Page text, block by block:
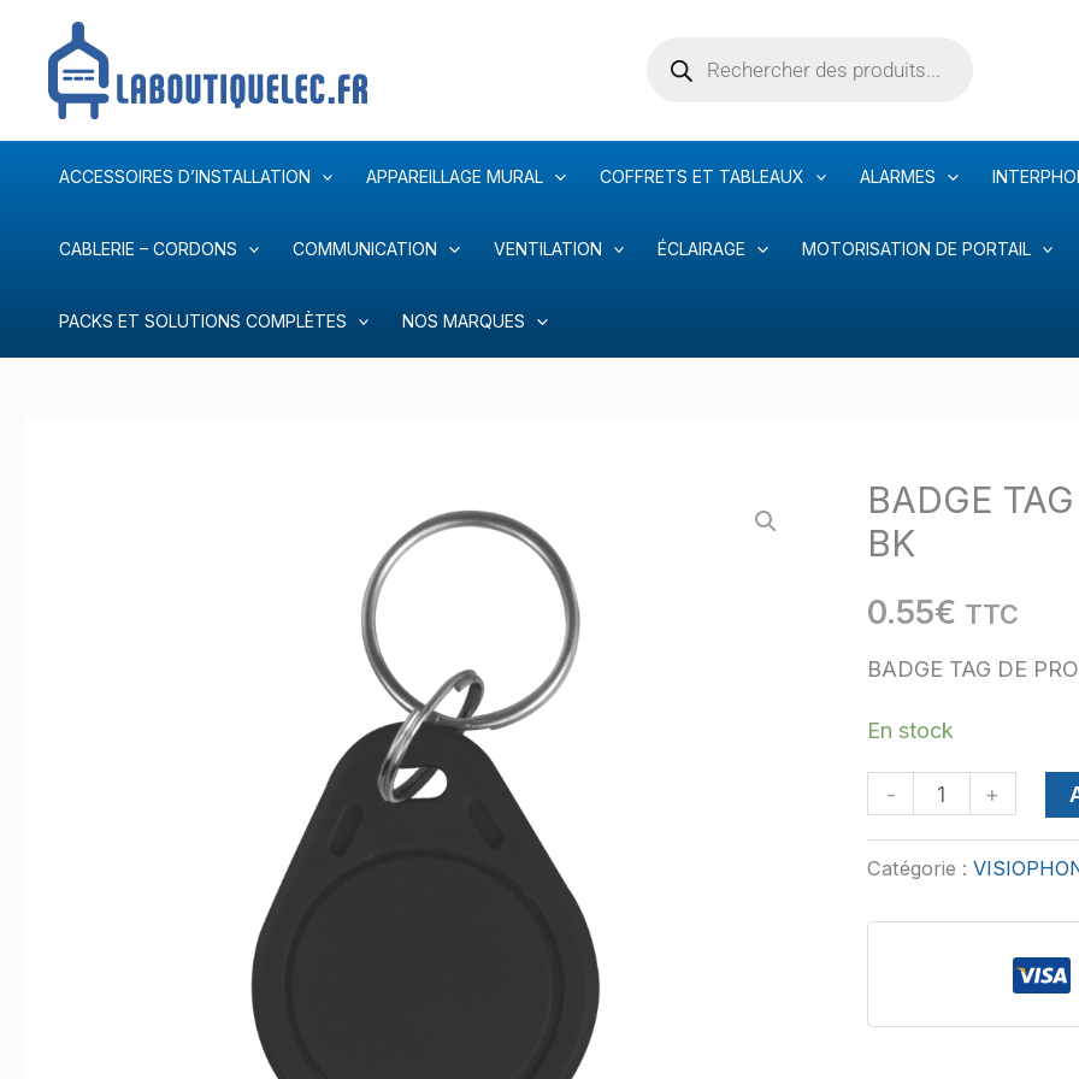
contenu
produits
ACCESSOIRES D’INSTALLATION APPAREILLAGE MURAL COFFRETS ET TABLEAUX ALARMES
CABLERIE – CORDONS COMMUNICATION VENTILATION ÉCLAIRAGE MOTORISATION DE PORTAIL
PACKS ET SOLUTIONS COMPLÈTES NOS MARQUES
BADGE
BK
0.55€ TTC
BADGE TAG DE
En stock
-
quantité
de
TAG
DE
-
MF-
TAG-
+
Catégorie :